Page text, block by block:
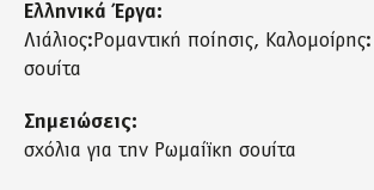
Ελληνικά Έργα:
Λιάλιος:Ρομαντική ποίησις,
σουίτα
Σημειώσεις:
σχόλια για την Ρωμαίϊκη σουίτα